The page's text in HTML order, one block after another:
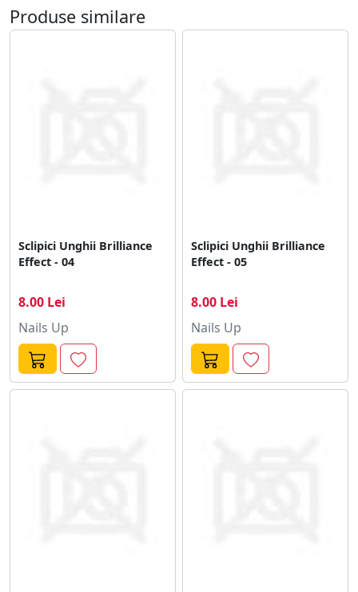
Produse similare
Sclipici Unghii Brilliance
Effect - 04
8.00 Lei
Nails Up
Sclipici Unghii Brilliance
Effect - 05
8.00 Lei
Nails Up